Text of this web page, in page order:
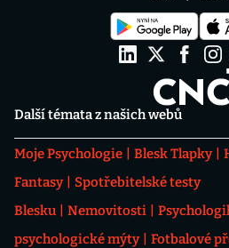
Další témata z našich webů
Moje Psychologie Blesk Tlapky
Fantasy
Spotřebitelské testy
Blesku
Nemovitosti
psychologické mýty
Fotbalové